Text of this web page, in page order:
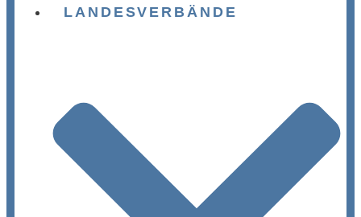
LANDESVERBÄNDE